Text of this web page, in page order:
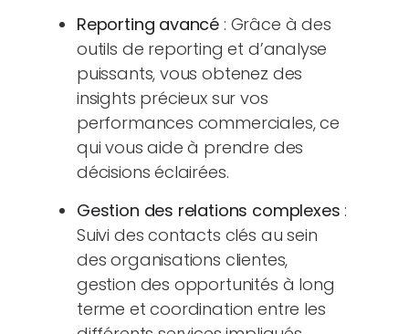
Reporting avancé : Grâce à des
outils de reporting et d’analyse
puissants, vous obtenez des
insights précieux sur vos
performances commerciales, ce
qui vous aide à prendre des
décisions éclairées.
Gestion des relations complexes :
Suivi des contacts clés au sein
des organisations clientes,
gestion des opportunités à long
terme et coordination entre les